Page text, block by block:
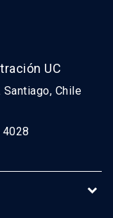
UC
Santiago, Chile